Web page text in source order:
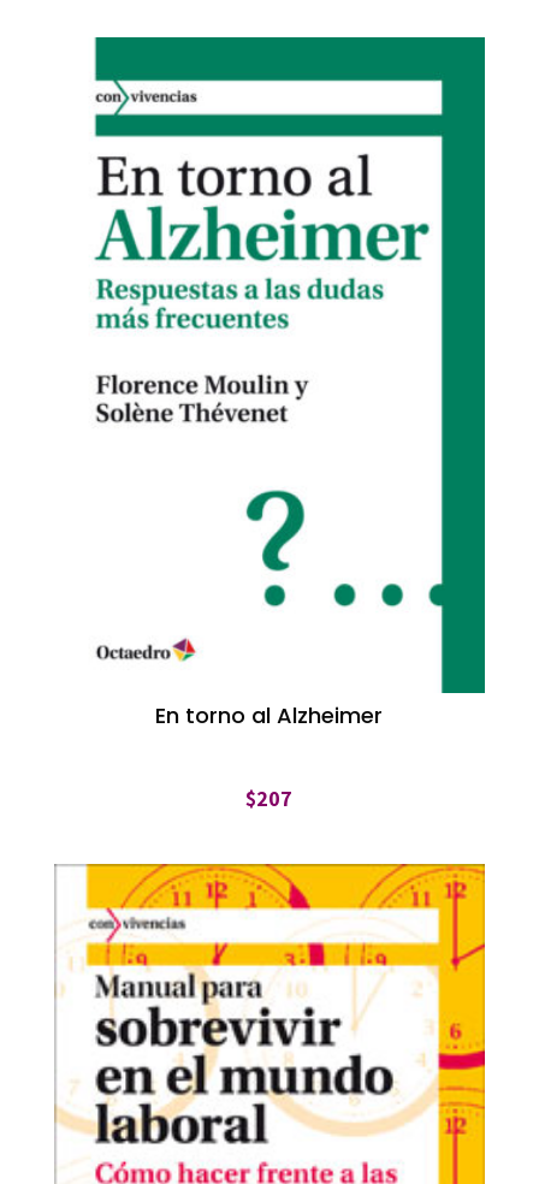
En torno al Alzheimer
$207